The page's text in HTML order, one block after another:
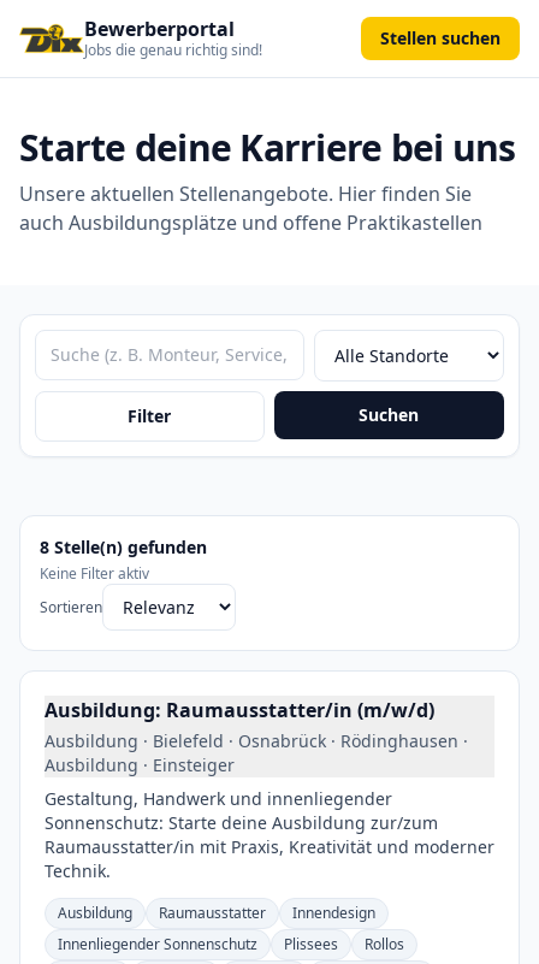
Bewerberportal
Jobs die genau richtig sind!
Stellen suchen
Starte deine Karriere bei uns
Unsere aktuellen Stellenangebote. Hier finden Sie
auch Ausbildungsplätze und offene Praktikastellen
Filter Suchen
8 Stelle(n) gefunden
Keine Filter aktiv
Sortieren
Ausbildung: Raumausstatter/in (m/w/d)
Ausbildung · Bielefeld · Osnabrück · Rödinghausen ·
Ausbildung · Einsteiger
Gestaltung, Handwerk und innenliegender
Sonnenschutz: Starte deine Ausbildung zur/zum
Raumausstatter/in mit Praxis, Kreativität und moderner
Technik.
Ausbildung Raumausstatter
Innendesign
Innenliegender Sonnenschutz
Plissees
Rollos